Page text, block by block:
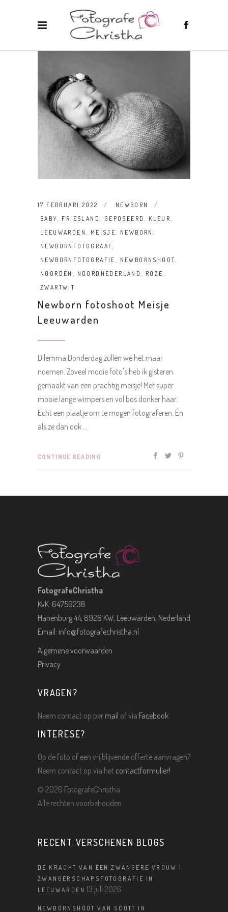
17 FEBRUARI 2022
NEWBORN
BABY, FRIESLAND, GEPOSEERD, KLEUR,
LEEUWARDEN, MEISJE, NEWBORN ,
NEWBORNFOTOGRAAF,
NEWBORNFOTOGRAFIE , NEWBORNSHOOT,
NOORDEN , NOORDNEDERLAND, ROZE ,
ZWARTWIT
Newborn fotoshoot Meisje
Leeuwarden
Dilemma Donderdag zullen we het maar
noemen. Zoveel mooie foto's heb ik gisteren
gemaakt van een prachtig meisje! Met super
mooie lange wimpers en vol bos donker haar.
Echt een plaatje om te mogen fotograferen. En
als ze dan ook
CONTINUE READING
FotografeChristha
KvK: 64756238
Hanenburg 44, 8926 KW, Leeuwarden, Nederland
Email: info@fotografechristha.nl
Algemene voorwaarden
Privacy
VRAGEN?
Neem contact op per mail of via Facebook
INTERESE?
Op de foto of een vrijblijvende offerte aanvragen?
Neem contact op via het contactformulier!
© 2026 FotografeChristha.
Alle rechten voorbehouden.
RECENT VERSCHENEN BLOGS
DE KRACHT VAN EEN ZWANGERE VROUW |
ZWANGERSCHAPSFOTOGRAFIE IN
LEEUWARDEN 13 juli 2026
NEWBORNSHOOT VAN SCOTT IN